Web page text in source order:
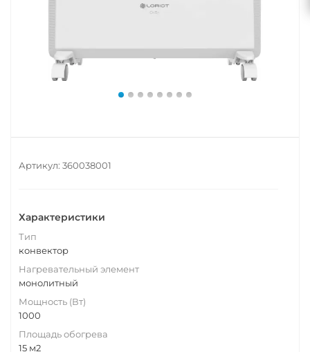
Артикул: 360038001
Характеристики
Тип
конвектор
Нагревательный элемент
монолитный
Мощность (Вт)
1000
Площадь обогрева
15 м2